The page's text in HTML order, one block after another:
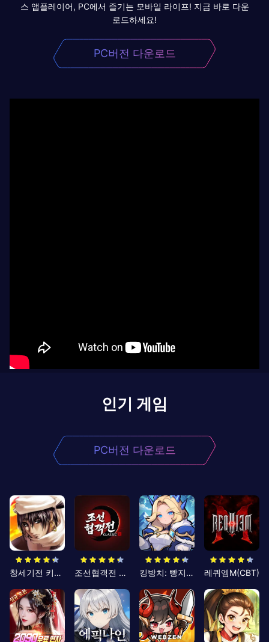
스 앱플레이어, PC에서 즐기는 모바일 라이프! 지금 바로 다운
로드하세요!
PC버전 다운로드
인기 게임
PC버전 다운로드
창세기전 키우기 조선협객전 클래식 킹방치: 빵지의 제왕 레퀴엠M(CBT)